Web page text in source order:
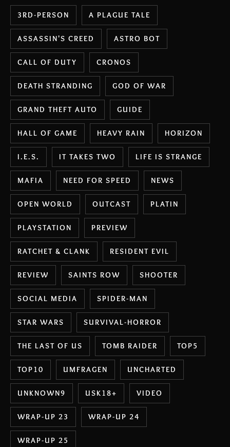
3RD-PERSON A PLAGUE TALE
ASSASSIN'S CREED ASTRO BOT
CALL OF DUTY CRONOS
DEATH STRANDING GOD OF WAR
GRAND THEFT AUTO GUIDE
HALL OF GAME HEAVY RAIN HORIZON
I.E.S. IT TAKES TWO LIFE IS STRANGE
MAFIA NEED FOR SPEED NEWS
OPEN WORLD OUTCAST PLATIN
PLAYSTATION PREVIEW
RATCHET & CLANK RESIDENT EVIL
REVIEW SAINTS ROW SHOOTER
SOCIAL MEDIA SPIDER-MAN
STAR WARS SURVIVAL-HORROR
THE LAST OF US TOMB RAIDER TOP5
TOP10 UMFRAGEN UNCHARTED
UNKNOWN9 USK18+ VIDEO
WRAP-UP 23 WRAP-UP 24
WRAP-UP 25